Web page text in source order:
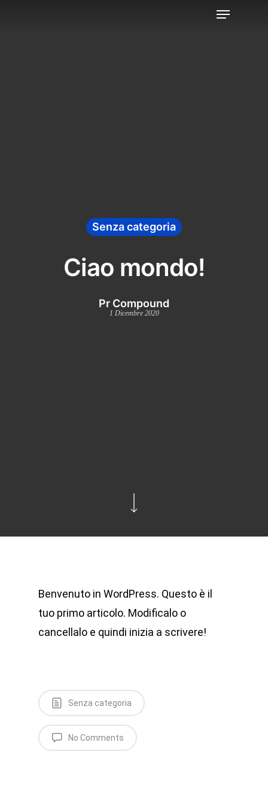
Senza categoria
Ciao mondo!
Pr Compound
1 Dicembre 2020
Benvenuto in WordPress. Questo è il
tuo primo articolo. Modificalo o
cancellalo e quindi inizia a scrivere!
Senza categoria
No Comments